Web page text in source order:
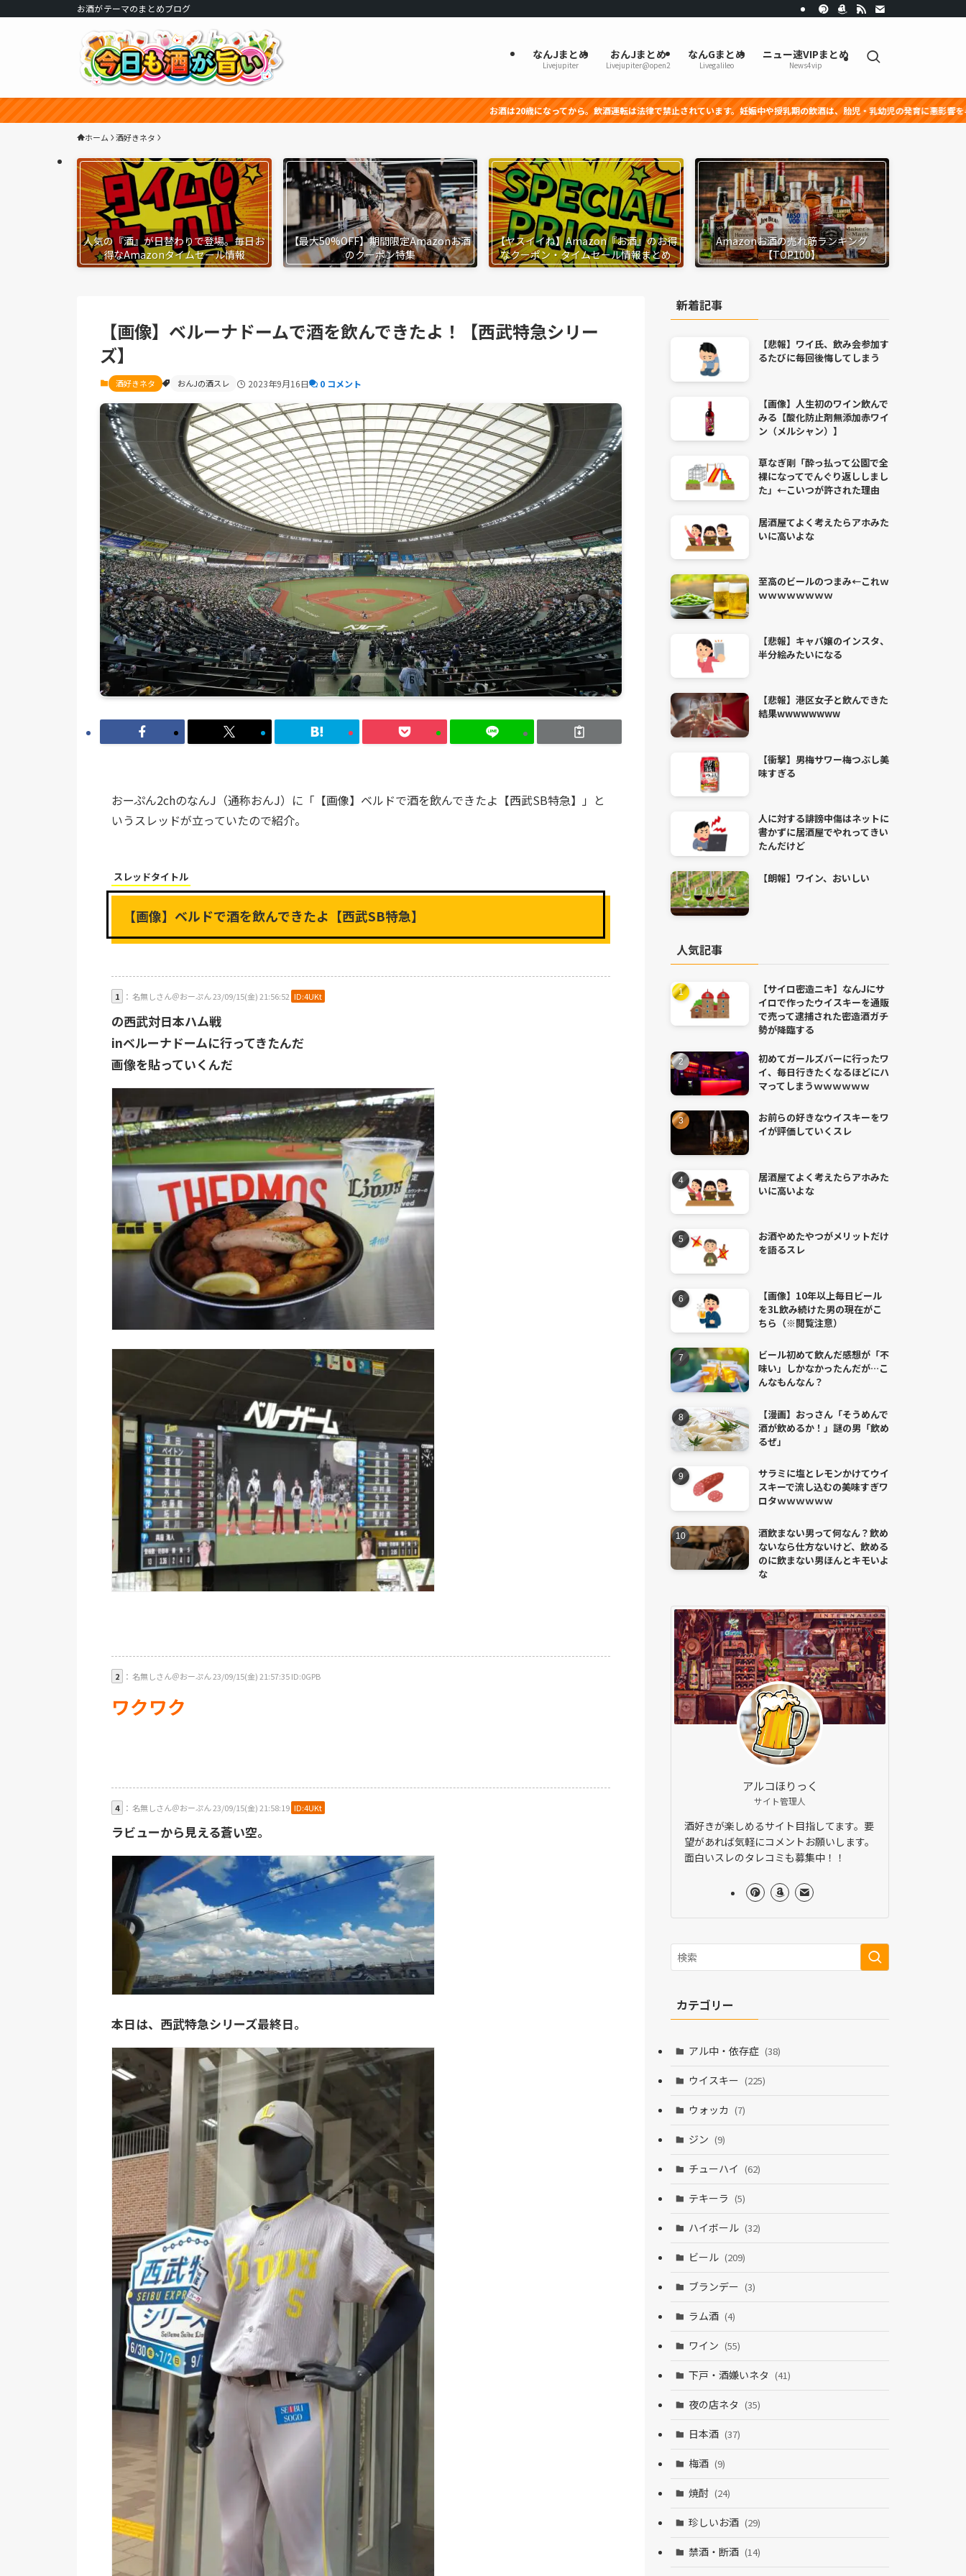
お酒がテーマのまとめブログ
なんJまとめ
Livejupiter
おんJまとめ
Livejupiter@open2
なんGまとめ
Livegalileo
ニュー速VIPまとめ
News4vip
お酒は20歳になってから。飲酒運転は法律で禁止されています。妊娠中や授乳期の飲酒は、胎児・乳幼児の発育に悪影響を与える恐れがあります。
ホーム 酒好きネタ
人気の『酒』が日替わりで登場。毎日お
得なAmazonタイムセール情報
【最大50%OFF】期間限定Amazonお酒
のクーポン特集
【ヤスイイね】Amazon『お酒』のお得
なクーポン・タイムセール情報まとめ
Amazonお酒の売れ筋ランキング
【TOP100】
【画像】ベルーナドームで酒を飲んできたよ！【西武特急シリー
ズ】
酒好きネタ おんJの酒スレ 2023年9月16日 0 コメント
おーぷん2chのなんJ（通称おんJ）に「【画像】ベルドで酒を飲んできたよ【西武SB特急】」と
いうスレッドが立っていたので紹介。
スレッドタイトル
【画像】ベルドで酒を飲んできたよ【西武SB特急】
1 ： 名無しさん＠おーぷん 23/09/15(金) 21:56:52 ID:4UKt
の西武対日本ハム戦
inベルーナドームに行ってきたんだ
画像を貼っていくんだ
2 ： 名無しさん＠おーぷん 23/09/15(金) 21:57:35 ID:0GPB
ワクワク
4 ： 名無しさん＠おーぷん 23/09/15(金) 21:58:19 ID:4UKt
ラビューから見える蒼い空。
本日は、西武特急シリーズ最終日。
新着記事
【悲報】ワイ氏、飲み会参加す
るたびに毎回後悔してしまう
【画像】人生初のワイン飲んで
みる【酸化防止剤無添加赤ワイ
ン（メルシャン）】
草なぎ剛「酔っ払って公園で全
裸になってでんぐり返ししまし
た」←こいつが許された理由
居酒屋てよく考えたらアホみた
いに高いよな
至高のビールのつまみ←これｗ
ｗｗｗｗｗｗｗｗ
【悲報】キャバ嬢のインスタ、
半分絵みたいになる
【悲報】港区女子と飲んできた
結果wwwwwwww
【衝撃】男梅サワー梅つぶし美
味すぎる
人に対する誹謗中傷はネットに
書かずに居酒屋でやれってきい
たんだけど
【朗報】ワイン、おいしい
人気記事
【サイロ密造ニキ】なんJにサ
イロで作ったウイスキーを通販
で売って逮捕された密造酒ガチ
勢が降臨する
初めてガールズバーに行ったワ
イ、毎日行きたくなるほどにハ
マってしまうｗｗｗｗｗｗ
お前らの好きなウイスキーをワ
イが評価していくスレ
居酒屋てよく考えたらアホみた
いに高いよな
お酒やめたやつがメリットだけ
を語るスレ
【画像】10年以上毎日ビール
を3L飲み続けた男の現在がこ
ちら（※閲覧注意）
ビール初めて飲んだ感想が「不
味い」しかなかったんだが…こ
んなもんなん？
【漫画】おっさん「そうめんで
酒が飲めるか！」謎の男「飲め
るぜ」
サラミに塩とレモンかけてウイ
スキーで流し込むの美味すぎワ
ロタｗｗｗｗｗｗ
酒飲まない男って何なん？飲め
ないなら仕方ないけど、飲める
のに飲まない男ほんとキモいよ
な
アルコほりっく
サイト管理人
酒好きが楽しめるサイト目指してます。要
望があれば気軽にコメントお願いします。
面白いスレのタレコミも募集中！！
カテゴリー
アル中・依存症 (38)
ウイスキー (225)
ウォッカ (7)
ジン (9)
チューハイ (62)
テキーラ (5)
ハイボール (32)
ビール (209)
ブランデー (3)
ラム酒 (4)
ワイン (55)
下戸・酒嫌いネタ (41)
夜の店ネタ (35)
日本酒 (37)
梅酒 (9)
焼酎 (24)
珍しいお酒 (29)
禁酒・断酒 (14)